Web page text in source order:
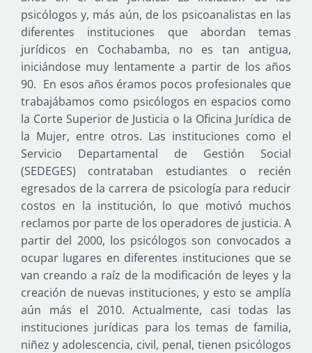
psicólogos y, más aún, de los psicoanalistas en las
diferentes instituciones que abordan temas
jurídicos en Cochabamba, no es tan antigua,
iniciándose muy lentamente a partir de los años
90. En esos años éramos pocos profesionales que
trabajábamos como psicólogos en espacios como
la Corte Superior de Justicia o la Oficina Jurídica de
la Mujer, entre otros. Las instituciones como el
Servicio Departamental de Gestión Social
(SEDEGES) contrataban estudiantes o recién
egresados de la carrera de psicología para reducir
costos en la institución, lo que motivó muchos
reclamos por parte de los operadores de justicia. A
partir del 2000, los psicólogos son convocados a
ocupar lugares en diferentes instituciones que se
van creando a raíz de la modificación de leyes y la
creación de nuevas instituciones, y esto se amplía
aún más el 2010. Actualmente, casi todas las
instituciones jurídicas para los temas de familia,
niñez y adolescencia, civil, penal, tienen psicólogos